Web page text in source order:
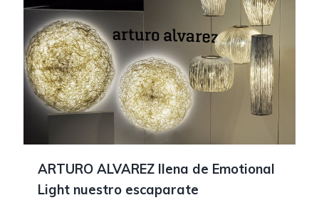
ARTURO ALVAREZ llena de Emotional
Light nuestro escaparate